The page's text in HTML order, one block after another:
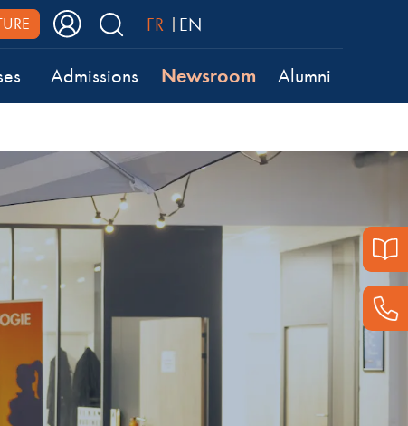
FR EN
Admissions Newsroom Alumni